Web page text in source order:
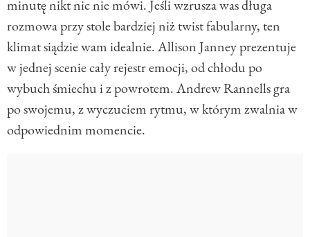
minutę nikt nic nie mówi. Jeśli wzrusza was długa
rozmowa przy stole bardziej niż twist fabularny, ten
klimat siądzie wam idealnie. Allison Janney prezentuje
w jednej scenie cały rejestr emocji, od chłodu po
wybuch śmiechu i z powrotem. Andrew Rannells gra
po swojemu, z wyczuciem rytmu, w którym zwalnia w
odpowiednim momencie.